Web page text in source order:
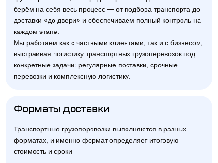
берём на себя весь процесс — от подбора транспорта до
доставки «до двери» и обеспечиваем полный контроль на
каждом этапе.
Мы работаем как с частными клиентами, так и с бизнесом,
выстраивая логистику транспортных грузоперевозок под
конкретные задачи: регулярные поставки, срочные
перевозки и комплексную логистику.
Форматы доставки
Транспортные грузоперевозки выполняются в разных
форматах, и именно формат определяет итоговую
стоимость и сроки.